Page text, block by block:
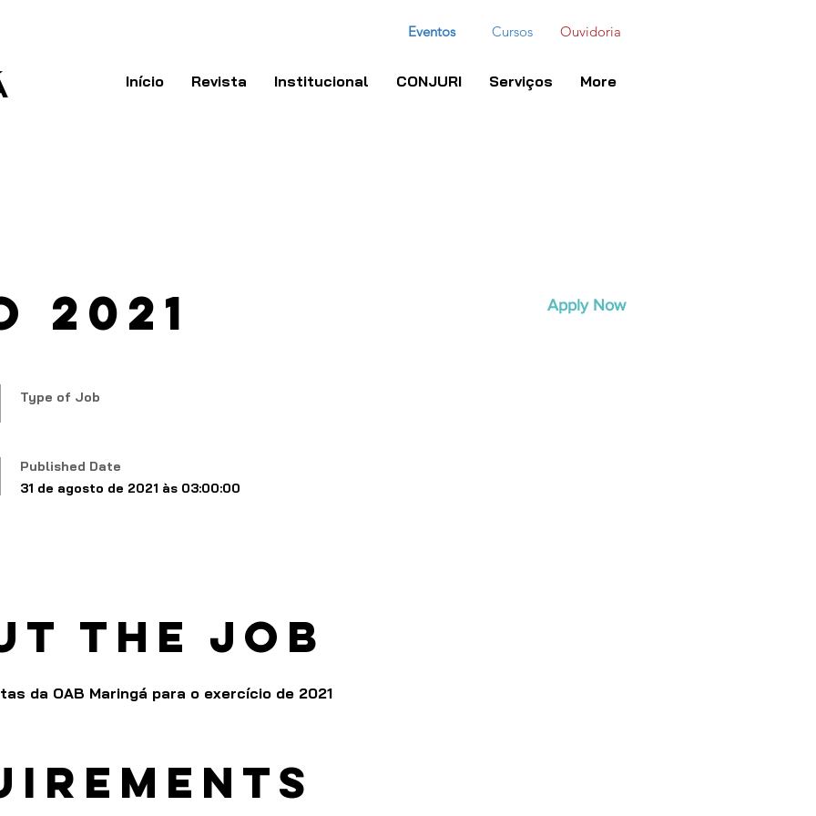
Eventos Ouvidoria
Cursos
Início Revista Institucional CONJURI Serviços More
2021 Apply Now
Type of Job
Published Date
31 de agosto de 2021 às 03:00:00
the job
da OAB Maringá para o exercício de 2021